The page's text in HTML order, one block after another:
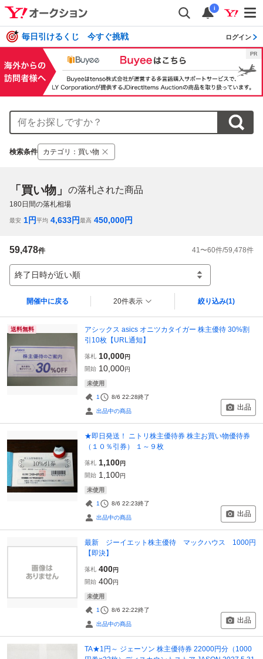
i
毎日引けるくじ 今すぐ挑戦 ログイン
検索条件 カテゴリ ： 買い物
「買い物」 の落札された商品
180日間の落札相場
最安 1円平均 4,633円最高 450,000円
59,478件 41 〜60件/59,478件
終了日時が近い順
開催中に戻る 20件表示 絞り込み(1)
送料無料
アシックス asics オニツカタイガー 株主優待 30%割
引10枚【URL通知】
落札 10,000円
開始 10,000円
未使用
1 8/6 22:28終了
出品中の商品 出品
★即日発送！ ニトリ株主優待券 株主お買い物優待券
（１０％引券） １～９枚
落札 1,100円
開始 1,100円
未使用
1 8/6 22:23終了
出品中の商品 出品
最新 ジーイエット株主優待 マックハウス 1000円
【即決】
落札 400円
開始 400円
未使用
1 8/6 22:22終了
出品中の商品 出品
TA★1円～ ジェーソン 株主優待券 22000円分（1000